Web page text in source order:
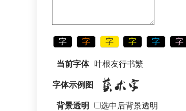
字 字 字 字 字 字
当前字体 叶根友行书繁
字体示例图
背景透明
选中后背景透明